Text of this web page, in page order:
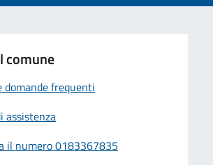
comune
domande frequenti
assistenza
il numero 0183367835